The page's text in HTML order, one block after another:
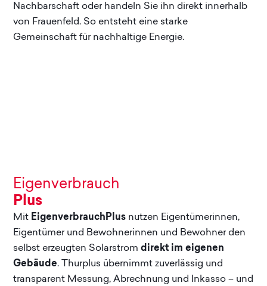
Nachbarschaft oder handeln Sie ihn direkt innerhalb
von Frauenfeld. So entsteht eine starke
Gemeinschaft für nachhaltige Energie.
Eigenverbrauch
Plus
Mit EigenverbrauchPlus nutzen Eigentümerinnen,
Eigentümer und Bewohnerinnen und Bewohner den
selbst erzeugten Solarstromdirekt im eigenen
Gebäude. Thurplus übernimmt zuverlässig und
transparent Messung, Abrechnung und Inkasso – und